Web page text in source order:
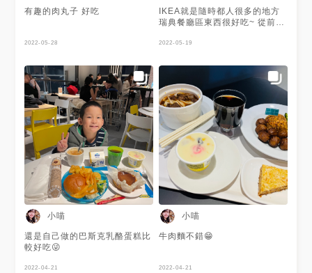
有趣的肉丸子 好吃
2022-05-28
IKEA就是隨時都人很多的地方
瑞典餐廳區東西很好吃~ 從前菜
座位很難找 就算只是用餐不逛
😂 #新莊 #Ikea #瑞典餐廳
2022-05-19
小喵
還是自己做的巴斯克乳酪蛋糕比
較好吃😜
2022-04-21
小喵
牛肉麵不錯😁
2022-04-21